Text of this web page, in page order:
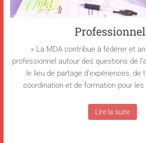
« La MDA contribue à fédérer et
professionnel autour des questions de
le lieu de partage d’expériences, de
coordination et de formation pour
Lire la suite